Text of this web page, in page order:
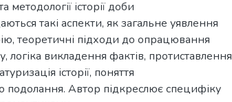
методології історії доби
такі аспекти, як загальне уявлення
теоретичні підходи до опрацювання
логіка викладення фактів, протиставлення
історії, поняття
подолання. Автор підкреслює специфіку